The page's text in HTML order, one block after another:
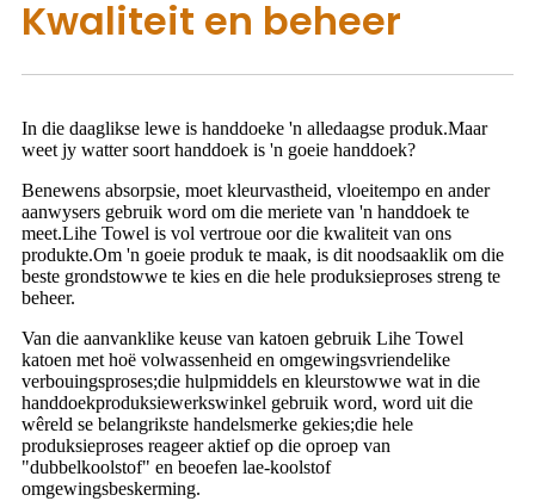
Kwaliteit en beheer
In die daaglikse lewe is handdoeke 'n alledaagse produk.Maar
weet jy watter soort handdoek is 'n goeie handdoek?
Benewens absorpsie, moet kleurvastheid, vloeitempo en ander
aanwysers gebruik word om die meriete van 'n handdoek te
meet.Lihe Towel is vol vertroue oor die kwaliteit van ons
produkte.Om 'n goeie produk te maak, is dit noodsaaklik om die
beste grondstowwe te kies en die hele produksieproses streng te
beheer.
Van die aanvanklike keuse van katoen gebruik Lihe Towel
katoen met hoë volwassenheid en omgewingsvriendelike
verbouingsproses;die hulpmiddels en kleurstowwe wat in die
handdoekproduksiewerkswinkel gebruik word, word uit die
wêreld se belangrikste handelsmerke gekies;die hele
produksieproses reageer aktief op die oproep van
"dubbelkoolstof" en beoefen lae-koolstof
omgewingsbeskerming.